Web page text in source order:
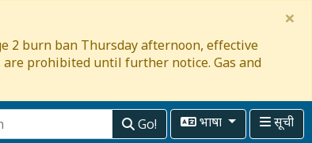
2 burn ban Thursday afternoon, effective
prohibited until further notice. Gas and
×
Go! भाषा सूची